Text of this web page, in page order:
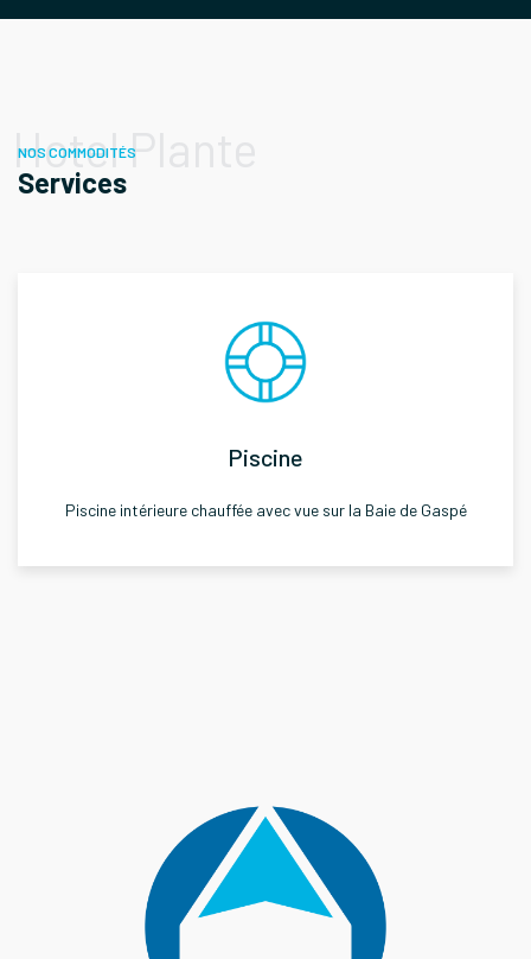
NOS COMMODITÉS
Hotel Plante
Services
Piscine
Piscine intérieure chauffée avec vue sur la Baie de Gaspé